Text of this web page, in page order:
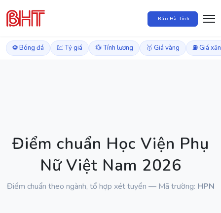
Báo Hà Tĩnh
⚽ Bóng đá 💹 Tỷ giá 💱 Tính lương 🥇 Giá vàng ⛽ Giá
Điểm chuẩn Học Viện Phụ
Nữ Việt Nam 2026
Điểm chuẩn theo ngành, tổ hợp xét tuyển — Mã trường: HPN